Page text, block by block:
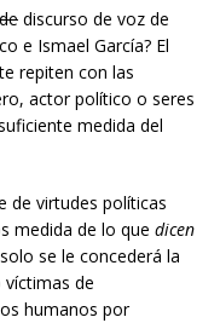
discurso de voz de
e Ismael García? El
repiten con las
actor político o seres
medida del
de virtudes políticas
medida de lo que dicen
se le concederá la
de
humanos por